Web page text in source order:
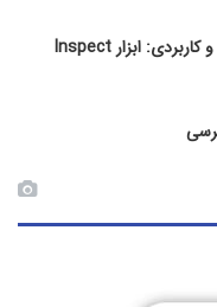
بررسی علت کندی لود سایت با روشی ساده و کاربردی: ابزار Inspect